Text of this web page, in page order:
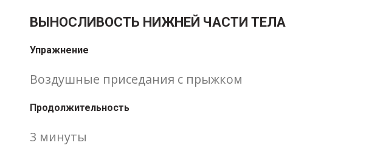
ВЫНОСЛИВОСТЬ НИЖНЕЙ ЧАСТИ ТЕЛА
Упражнение
Воздушные приседания с прыжком
Продолжительность
3 минуты